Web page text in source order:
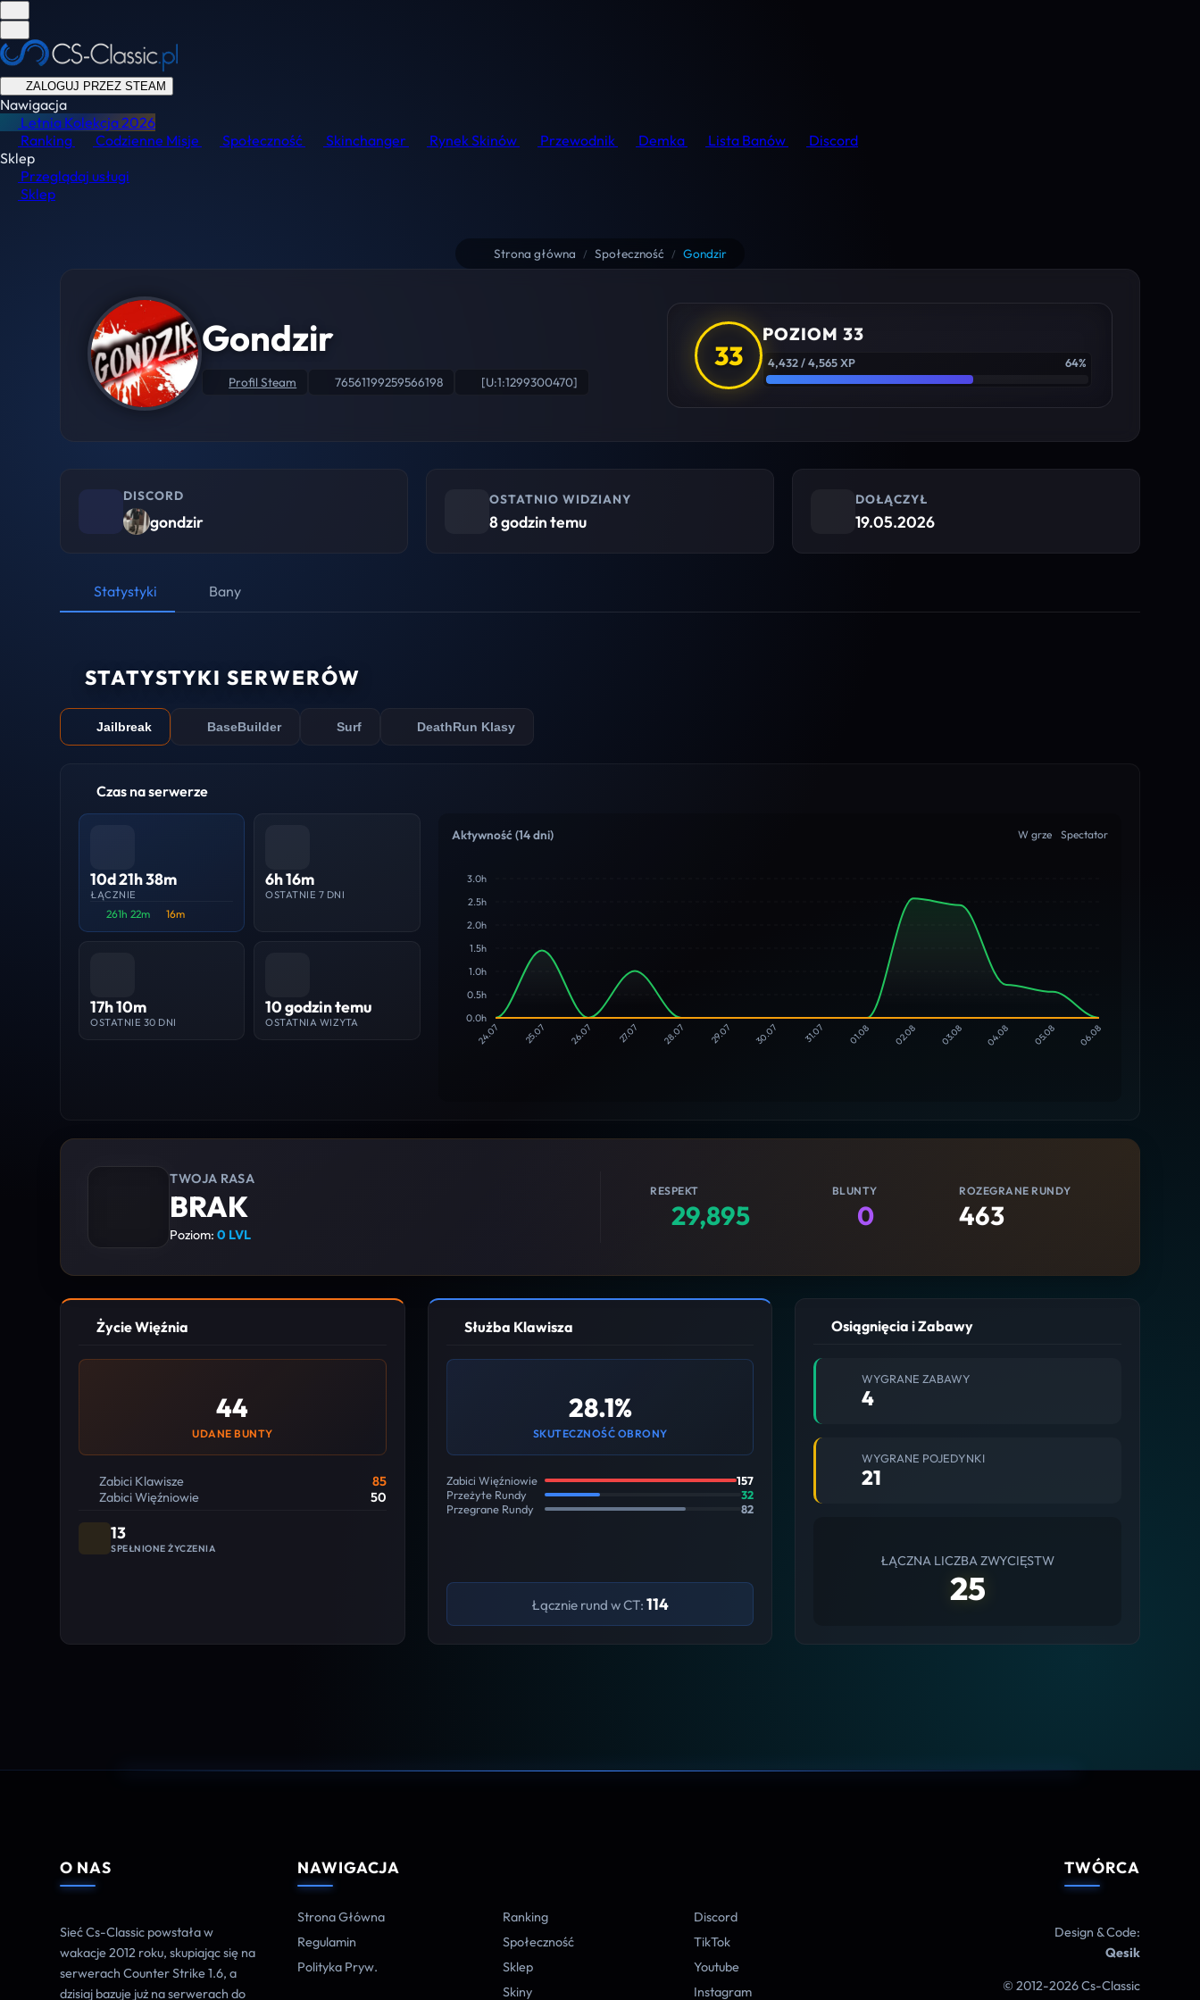
ZALOGUJ PRZEZ STEAM
Nawigacja
Letnia Kolekcja2026
Ranking
Codzienne Misje Społeczność Skinchanger Rynek Skinów Przewodnik Demka Lista Banów
Discord
Sklep
Przeglądaj usługi
Sklep
Strona główna / Społeczność / Gondzir
Gondzir
Profil Steam 76561199259566198 [U:1:1299300470]
33
POZIOM 33
4,432 / 4,565 XP 64%
DISCORD
gondzir
OSTATNIO WIDZIANY
8 godzin temu
DOŁĄCZYŁ
19.05.2026
Statystyki Bany
STATYSTYKI SERWERÓW
Jailbreak BaseBuilder Surf DeathRun Klasy
Czas na serwerze
10d 21h 38m
ŁĄCZNIE
261h 22m 16m
6h 16m
OSTATNIE 7 DNI
17h 10m
OSTATNIE 30 DNI
10 godzin temu
OSTATNIA WIZYTA
Aktywność (14 dni) W grze Spectator
3.0h
2.5h
2.0h
1.5h
1.0h
0.5h
0.0h
24.07 25.07 26.07 27.07 28.07 29.07 30.07 31.07 01.08 02.08 03.08 04.08 05.08 06.08
TWOJA RASA
BRAK
Poziom:0 LVL
RESPEKT
29,895
BLUNTY
0
ROZEGRANE RUNDY
463
Życie Więźnia
44
UDANE BUNTY
Zabici Klawisze
85
Zabici Więźniowie
50
13
SPEŁNIONE ŻYCZENIA
Służba Klawisza
28.1%
SKUTECZNOŚĆ OBRONY
Zabici Więźniowie
157
Przeżyte Rundy
32
Przegrane Rundy
82
Łącznie rund w CT: 114
Osiągnięcia i Zabawy
WYGRANE ZABAWY
4
WYGRANE POJEDYNKI
21
ŁĄCZNA LICZBA ZWYCIĘSTW
25
O NAS
Sieć Cs-Classic powstała w
wakacje 2012 roku, skupiając się na
serwerach Counter Strike 1.6, a
dzisiaj bazuje już na serwerach do
NAWIGACJA
Strona Główna
Regulamin
Polityka Pryw.
Ranking
Społeczność
Sklep
Skiny
Discord
TikTok
Youtube
Instagram
TWÓRCA
Design & Code:
Qesik
© 2012-2026 Cs-Classic